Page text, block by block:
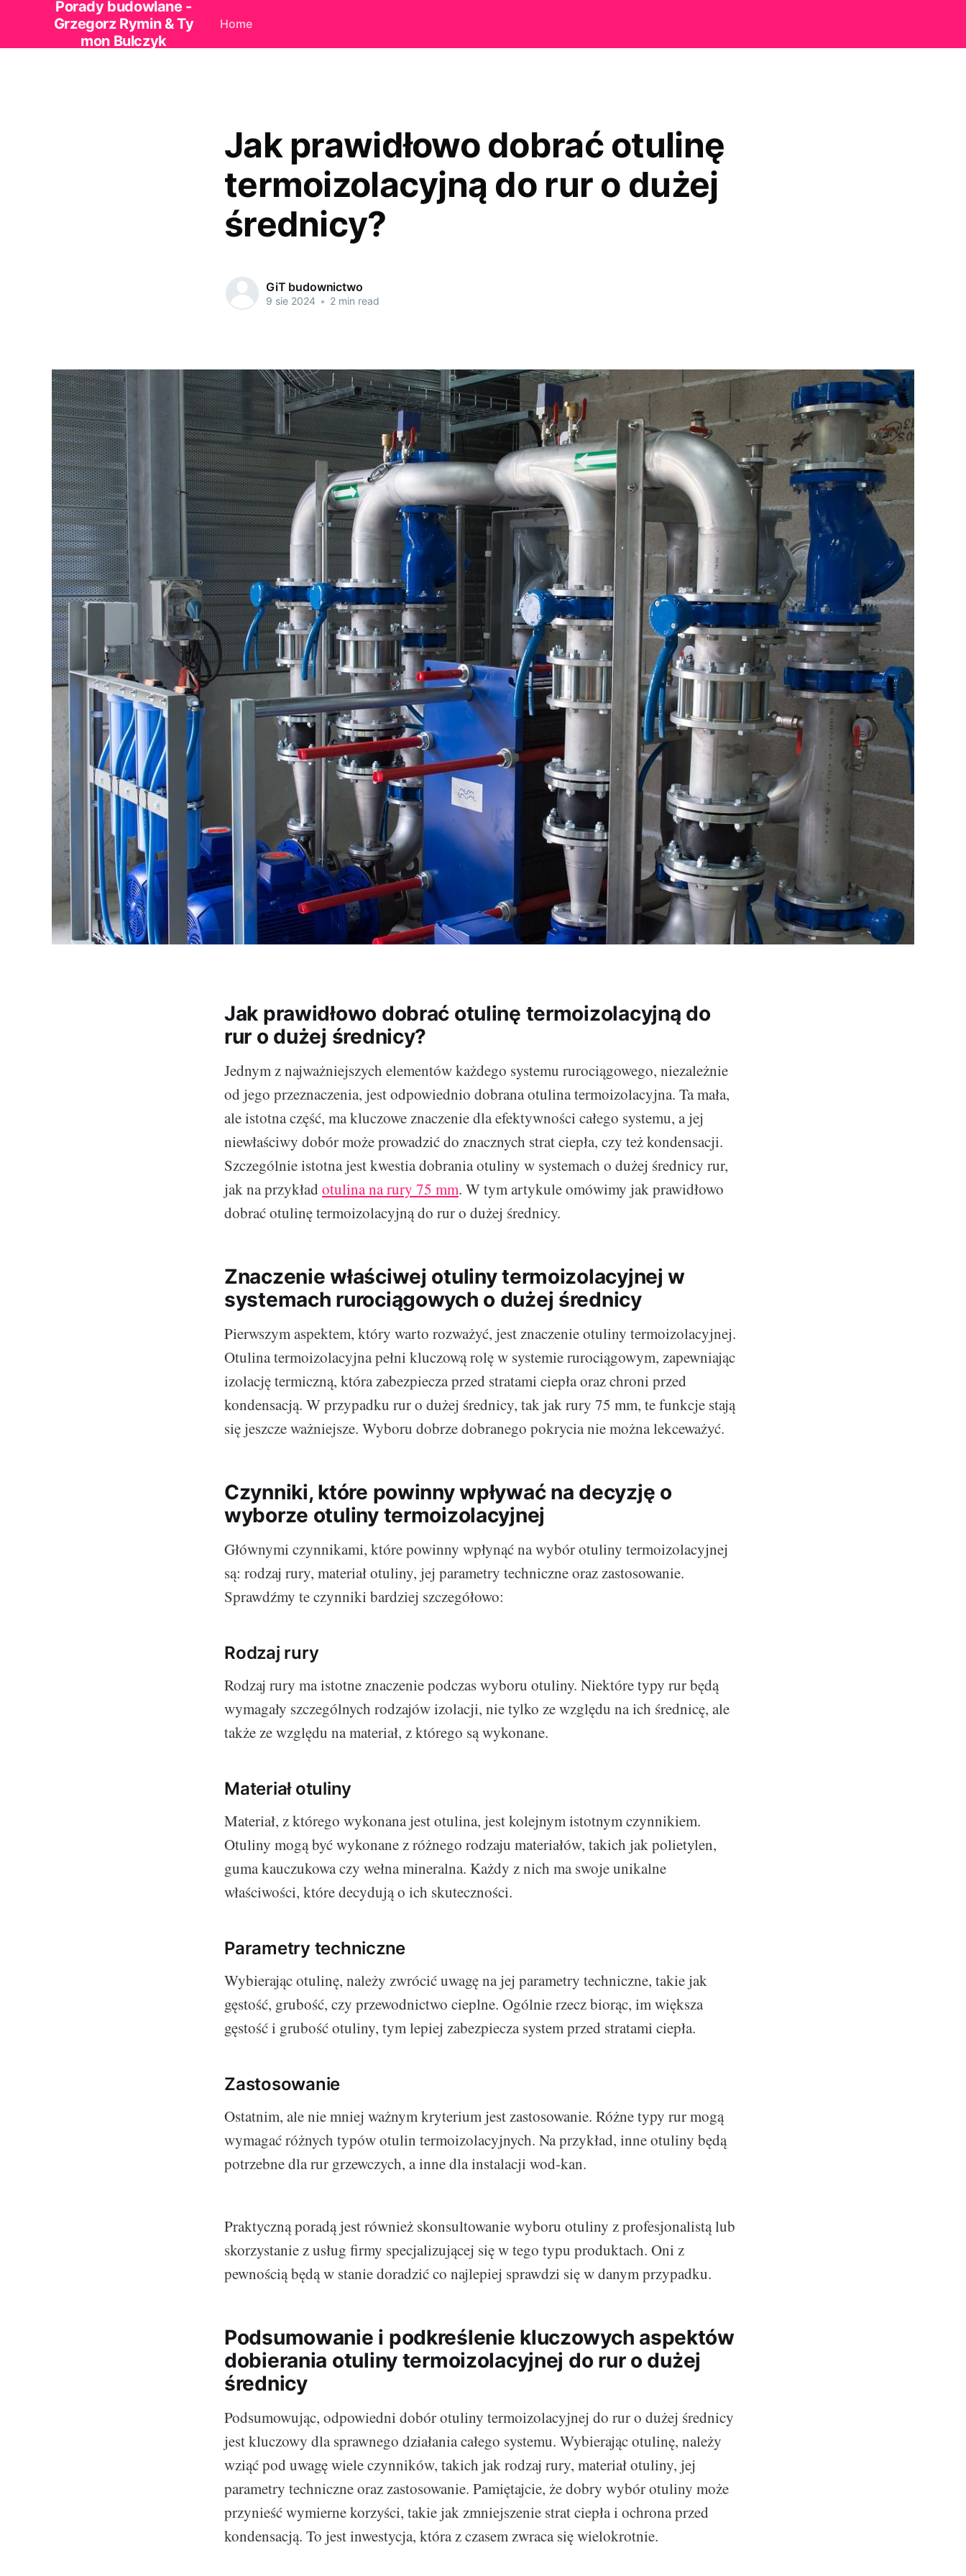
Porady budowlane -
Grzegorz Rymin & Ty
mon Bulczyk
Home
Jak prawidłowo dobrać otulinę
termoizolacyjną do rur o dużej
średnicy?
GiT budownictwo
9 sie 2024 • 2 min read
Jak prawidłowo dobrać otulinę termoizolacyjną do
rur o dużej średnicy?
Jednym z najważniejszych elementów każdego systemu rurociągowego, niezależnie
od jego przeznaczenia, jest odpowiednio dobrana otulina termoizolacyjna. Ta mała,
ale istotna część, ma kluczowe znaczenie dla efektywności całego systemu, a jej
niewłaściwy dobór może prowadzić do znacznych strat ciepła, czy też kondensacji.
Szczególnie istotna jest kwestia dobrania otuliny w systemach o dużej średnicy rur,
jak na przykład otulina na rury 75 mm. W tym artykule omówimy jak prawidłowo
dobrać otulinę termoizolacyjną do rur o dużej średnicy.
Znaczenie właściwej otuliny termoizolacyjnej w
systemach rurociągowych o dużej średnicy
Pierwszym aspektem, który warto rozważyć, jest znaczenie otuliny termoizolacyjnej.
Otulina termoizolacyjna pełni kluczową rolę w systemie rurociągowym, zapewniając
izolację termiczną, która zabezpiecza przed stratami ciepła oraz chroni przed
kondensacją. W przypadku rur o dużej średnicy, tak jak rury 75 mm, te funkcje stają
się jeszcze ważniejsze. Wyboru dobrze dobranego pokrycia nie można lekceważyć.
Czynniki, które powinny wpływać na decyzję o
wyborze otuliny termoizolacyjnej
Głównymi czynnikami, które powinny wpłynąć na wybór otuliny termoizolacyjnej
są: rodzaj rury, materiał otuliny, jej parametry techniczne oraz zastosowanie.
Sprawdźmy te czynniki bardziej szczegółowo:
Rodzaj rury
Rodzaj rury ma istotne znaczenie podczas wyboru otuliny. Niektóre typy rur będą
wymagały szczególnych rodzajów izolacji, nie tylko ze względu na ich średnicę, ale
także ze względu na materiał, z którego są wykonane.
Materiał otuliny
Materiał, z którego wykonana jest otulina, jest kolejnym istotnym czynnikiem.
Otuliny mogą być wykonane z różnego rodzaju materiałów, takich jak polietylen,
guma kauczukowa czy wełna mineralna. Każdy z nich ma swoje unikalne
właściwości, które decydują o ich skuteczności.
Parametry techniczne
Wybierając otulinę, należy zwrócić uwagę na jej parametry techniczne, takie jak
gęstość, grubość, czy przewodnictwo cieplne. Ogólnie rzecz biorąc, im większa
gęstość i grubość otuliny, tym lepiej zabezpiecza system przed stratami ciepła.
Zastosowanie
Ostatnim, ale nie mniej ważnym kryterium jest zastosowanie. Różne typy rur mogą
wymagać różnych typów otulin termoizolacyjnych. Na przykład, inne otuliny będą
potrzebne dla rur grzewczych, a inne dla instalacji wod-kan.
Praktyczną poradą jest również skonsultowanie wyboru otuliny z profesjonalistą lub
skorzystanie z usług firmy specjalizującej się w tego typu produktach. Oni z
pewnością będą w stanie doradzić co najlepiej sprawdzi się w danym przypadku.
Podsumowanie i podkreślenie kluczowych aspektów
dobierania otuliny termoizolacyjnej do rur o dużej
średnicy
Podsumowując, odpowiedni dobór otuliny termoizolacyjnej do rur o dużej średnicy
jest kluczowy dla sprawnego działania całego systemu. Wybierając otulinę, należy
wziąć pod uwagę wiele czynników, takich jak rodzaj rury, materiał otuliny, jej
parametry techniczne oraz zastosowanie. Pamiętajcie, że dobry wybór otuliny może
przynieść wymierne korzyści, takie jak zmniejszenie strat ciepła i ochrona przed
kondensacją. To jest inwestycja, która z czasem zwraca się wielokrotnie.